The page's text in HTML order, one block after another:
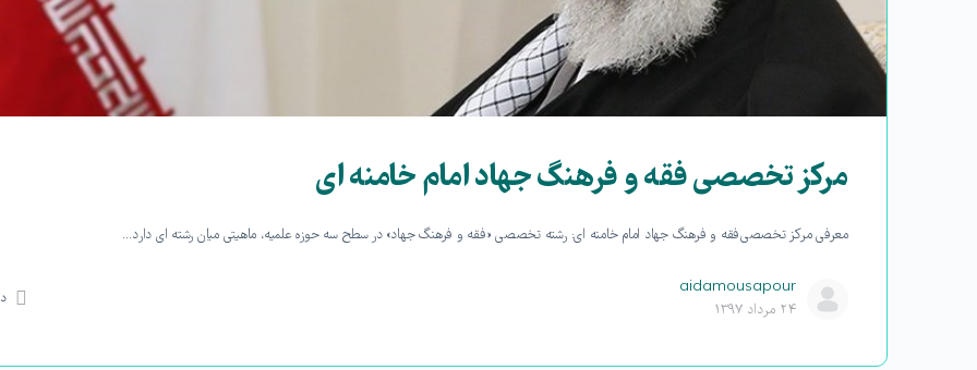
مرکز تخصصی فقه و فرهنگ جهاد امام خامنه ای
معرفی مرکز تخصصی فقه و فرهنگ جهاد امام خامنه ای: رشته تخصصی «فقه و فرهنگ جهاد» در سطح سه حوزه علمیه، ماهیتی میان رشته ای دارد…
aidamousapour
۲۴ مرداد ۱۳۹۷